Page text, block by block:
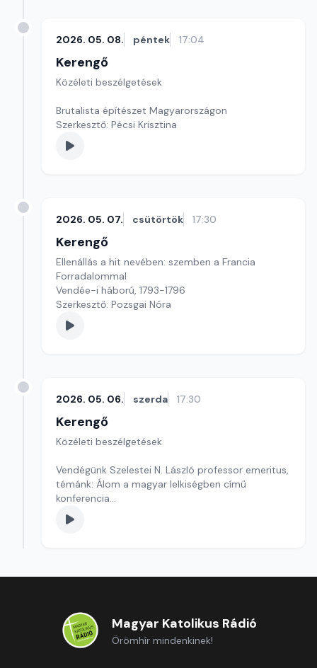
2026. 05. 08. péntek 17:04
Kerengő
Közéleti beszélgetések
Brutalista építészet Magyarországon
Szerkesztő: Pécsi Krisztina
2026. 05. 07. csütörtök 17:30
Kerengő
Ellenállás a hit nevében: szemben a Francia
Forradalommal
Vendée-i háború, 1793-1796
Szerkesztő: Pozsgai Nóra
2026. 05. 06. szerda 17:30
Kerengő
Közéleti beszélgetések
Vendégünk Szelestei N. László professor emeritus,
témánk: Álom a magyar lelkiségben című
konferencia
Szerkesztő: Sallai Éva
Magyar Katolikus Rádió
Örömhír mindenkinek!